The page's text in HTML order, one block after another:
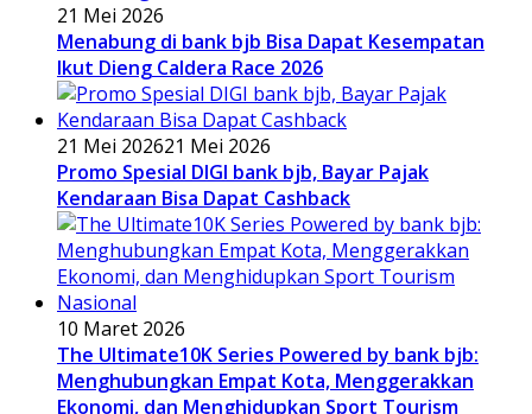
21 Mei 2026
Menabung di bank bjb Bisa Dapat Kesempatan
Ikut Dieng Caldera Race 2026
21 Mei 202621 Mei 2026
Promo Spesial DIGI bank bjb, Bayar Pajak
Kendaraan Bisa Dapat Cashback
10 Maret 2026
The Ultimate10K Series Powered by bank bjb:
Menghubungkan Empat Kota, Menggerakkan
Ekonomi, dan Menghidupkan Sport Tourism